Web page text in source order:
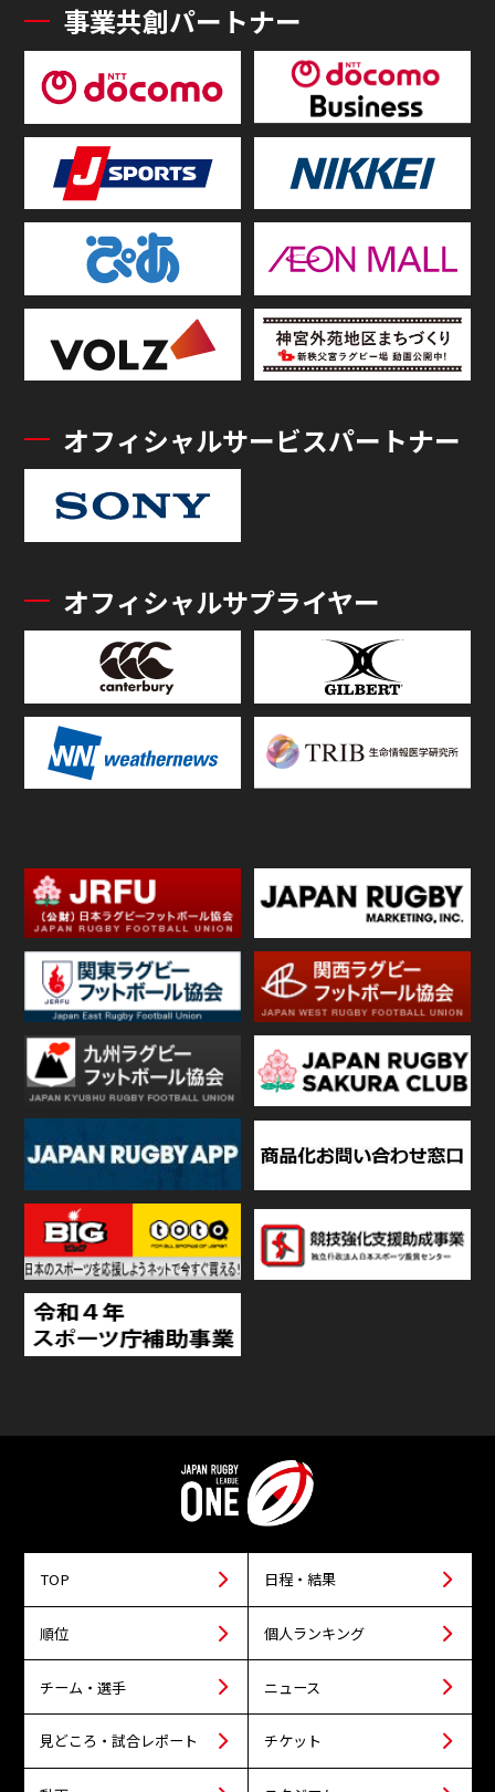
事業共創パートナー
オフィシャルサービスパートナー
オフィシャルサプライヤー
TOP 日程・結果
順位 個人ランキング
チーム・選手 ニュース
見どころ・試合レポート チケット